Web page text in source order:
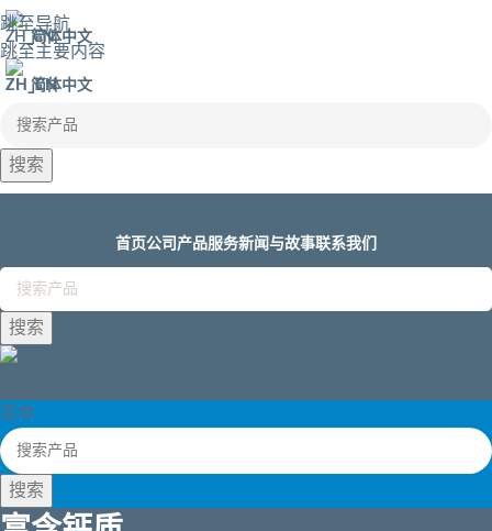
跳至导航
跳至主要内容
简体中文
简体中文
搜索
首页公司 产品服务新闻与故事联系我们
搜索
菜单
搜索